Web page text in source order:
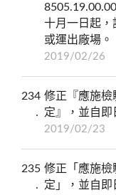
十月一日起，
或運出廠場。
2019/02/26
234 修正『應施檢
定』，並自即
2019/02/23
235 修正「應施檢
定」，並自即